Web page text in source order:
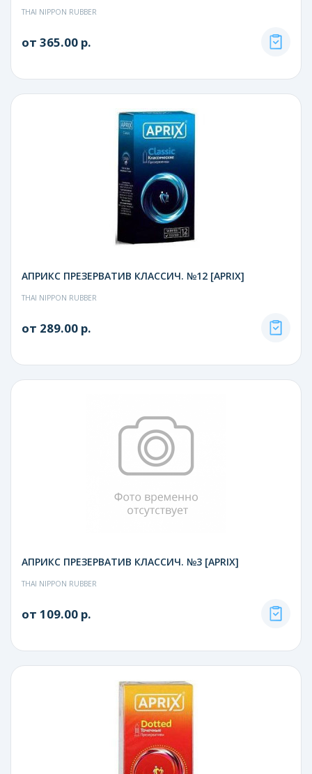
THAI NIPPON RUBBER
от 365.00 р.
АПРИКС ПРЕЗЕРВАТИВ КЛАССИЧ. №12 [APRIX]
THAI NIPPON RUBBER
от 289.00 р.
АПРИКС ПРЕЗЕРВАТИВ КЛАССИЧ. №3 [APRIX]
THAI NIPPON RUBBER
от 109.00 р.